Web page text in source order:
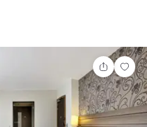
Partager